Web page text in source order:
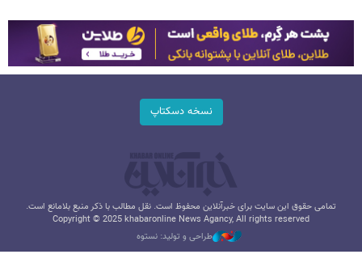
نسخه دسکتاپ
تمامی حقوق این سایت برای خبرآنلاین محفوظ است. نقل مطالب با ذکر منبع بلامانع است.
Copyright © 2025 khabaronline News Agancy, All rights reserved
طراحی و تولید: نستوه